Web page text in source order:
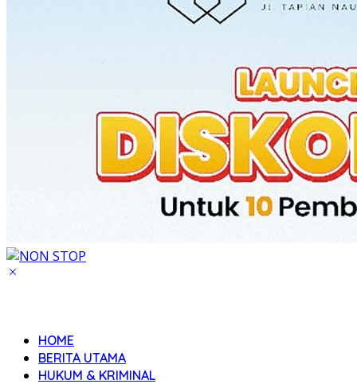
HOME
BERITA UTAMA
HUKUM & KRIMINAL